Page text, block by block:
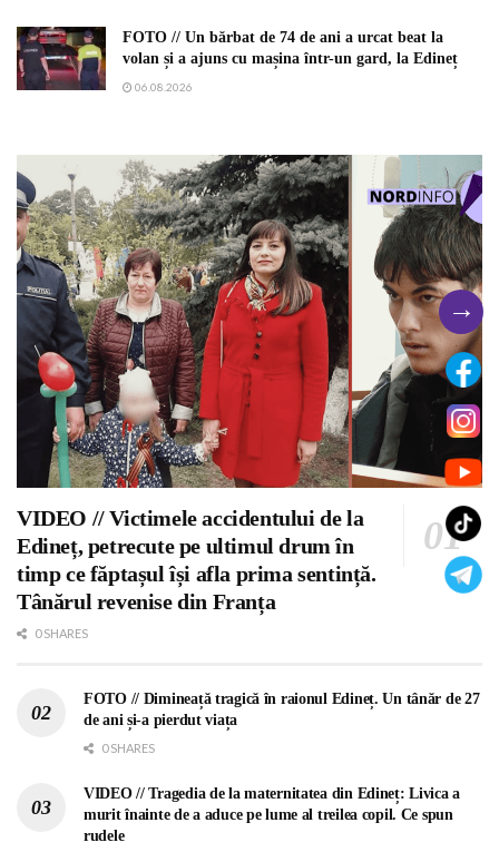
FOTO // Un bărbat de 74 de ani a urcat beat la
volan și a ajuns cu mașina într-un gard, la Edineț
06.08.2026
VIDEO // Victimele accidentului de la
Edineț, petrecute pe ultimul drum în
timp ce făptașul își afla prima sentință.
Tânărul revenise din Franța
0 SHARES
FOTO // Dimineață tragică în raionul Edineț. Un tânăr de 27
de ani și-a pierdut viața
0 SHARES
VIDEO // Tragedia de la maternitatea din Edineț: Livica a
murit înainte de a aduce pe lume al treilea copil. Ce spun
rudele
→